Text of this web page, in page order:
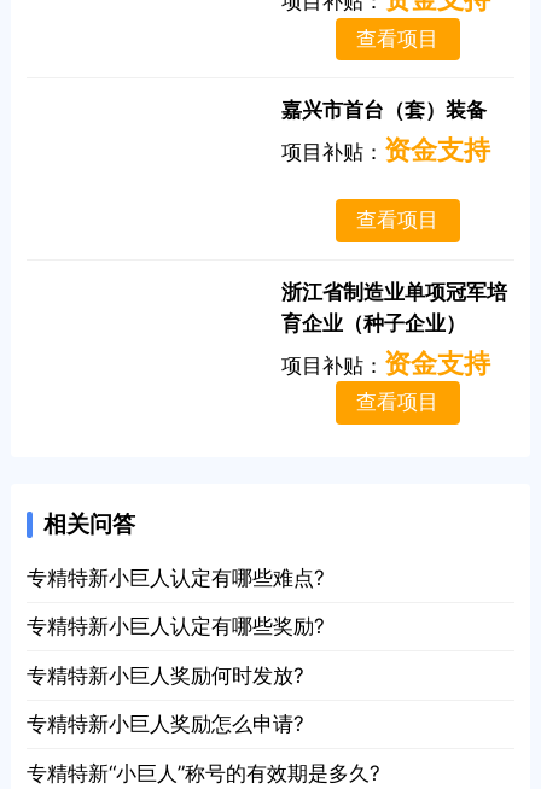
查看项目
嘉兴市首台（套）装备
项目补贴： 资金支持
查看项目
浙江省制造业单项冠军培
育企业（种子企业）
项目补贴： 资金支持
查看项目
相关问答
专精特新小巨人认定有哪些难点?
专精特新小巨人认定有哪些奖励?
专精特新小巨人奖励何时发放?
专精特新小巨人奖励怎么申请?
专精特新“小巨人”称号的有效期是多久?